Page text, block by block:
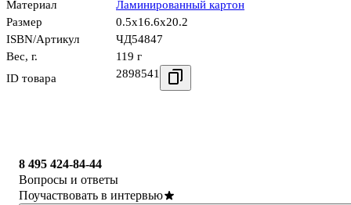
Материал
Ламинированный картон
Размер
0.5x16.6x20.2
ISBN/Артикул
ЧД54847
Вес, г.
119 г
ID товара
2898541
8 495 424-84-44
Вопросы и ответы
Поучаствовать в интервью